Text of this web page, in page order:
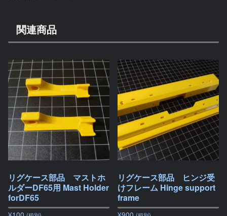
関連商品
リグケース部品 マストホ
ルダーDF65用 Mast Holder
forDF65
リグケース部品 ヒンジ受
けフレーム Hinge support
frame